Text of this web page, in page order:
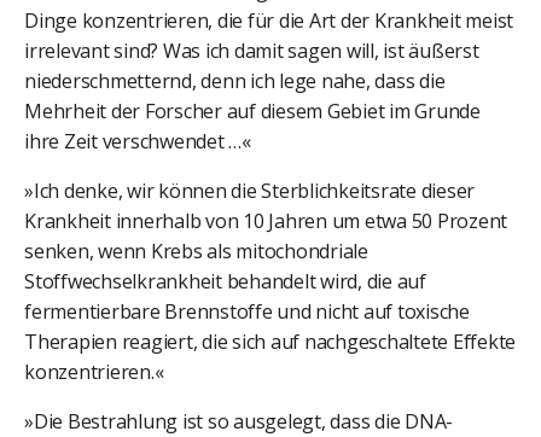
Dinge konzentrieren, die für die Art der Krankheit meist
irrelevant sind? Was ich damit sagen will, ist äußerst
niederschmetternd, denn ich lege nahe, dass die
Mehrheit der Forscher auf diesem Gebiet im Grunde
ihre Zeit verschwendet …«
»Ich denke, wir können die Sterblichkeitsrate dieser
Krankheit innerhalb von 10 Jahren um etwa 50 Prozent
senken, wenn Krebs als mitochondriale
Stoffwechselkrankheit behandelt wird, die auf
fermentierbare Brennstoffe und nicht auf toxische
Therapien reagiert, die sich auf nachgeschaltete Effekte
konzentrieren.«
»Die Bestrahlung ist so ausgelegt, dass die DNA-